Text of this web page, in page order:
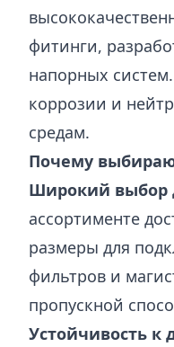
фитинги,
напорных
коррозии и
средам.
Почему
Широкий выбор
ассортименте
размеры для
фильтров и
пропускной
Устойчивость к